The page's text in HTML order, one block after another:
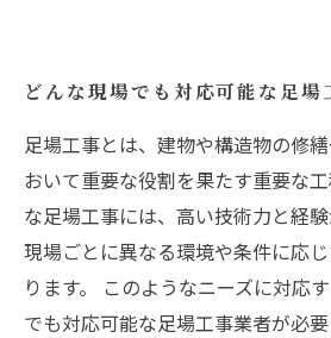
どんな現場でも対応可能な足場
足場工事とは、建物や構造物の修
おいて重要な役割を果たす重要な
な足場工事には、高い技術力と経験
現場ごとに異なる環境や条件に応
ります。 このようなニーズに対応
でも対応可能な足場工事業者が必